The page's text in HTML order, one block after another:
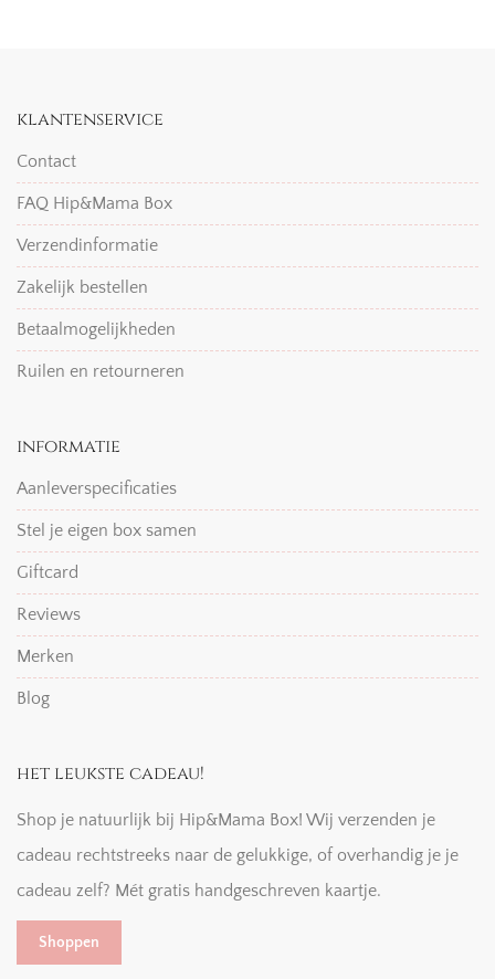
klantenservice
Contact
FAQ Hip&Mama Box
Verzendinformatie
Zakelijk bestellen
Betaalmogelijkheden
Ruilen en retourneren
informatie
Aanleverspecificaties
Stel je eigen box samen
Giftcard
Reviews
Merken
Blog
het leukste cadeau!
Shop je natuurlijk bij Hip&Mama Box! Wij verzenden je
cadeau rechtstreeks naar de gelukkige, of overhandig je je
cadeau zelf? Mét gratis handgeschreven kaartje.
Shoppen